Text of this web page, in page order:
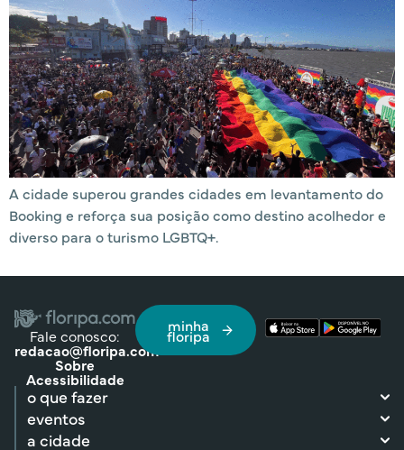
A cidade superou grandes cidades em levantamento do
Booking e reforça sua posição como destino acolhedor e
diverso para o turismo LGBTQ+.
Fale conosco:
redacao@floripa.com
Sobre
Acessibilidade
minha
floripa
o que fazer
eventos
a cidade